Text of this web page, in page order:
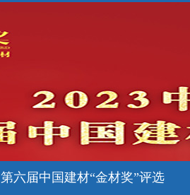
第六届中国建材“金材奖”评选